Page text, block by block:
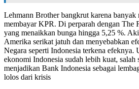
Lehmann Brother bangkrut karena banyak
membayar KPR. Di perparah dengan The
yang menaikkan bunga hingga 5,25 %.
Amerika serikat jatuh dan menyebabkan
Negara seperti Indonesia terkena efeknya.
ekonomi Indonesia sudah lebih kuat, salah
menjadikan Bank Indonesia sebagai
lolos dari krisis